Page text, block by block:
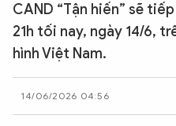
XÃ HỘI
CÔNG NGHỆ
CAND “Tận hiến” sẽ
21h tối nay, ngày 14/6,
hình Việt Nam.
14/06/2026 04:56